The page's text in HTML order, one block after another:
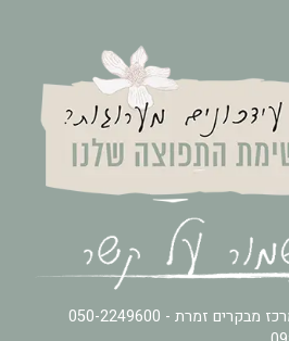
מבקרים זמרת - 050-2249600